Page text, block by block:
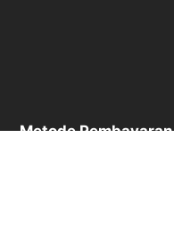
Metode Pembayaran